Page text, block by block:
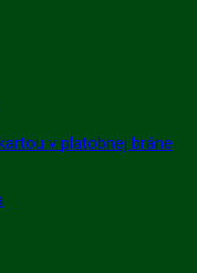
v platobnej bráne